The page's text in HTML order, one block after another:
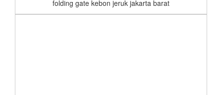
folding gate kebon jeruk jakarta barat